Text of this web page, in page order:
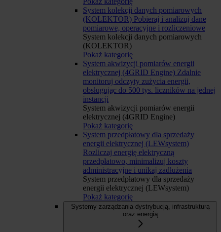
System kolekcji danych pomiarowych
(KOLEKTOR) Pobieraj i analizuj dane
pomiarowe, operacyjne i rozliczeniowe
System kolekcji danych pomiarowych
(KOLEKTOR)
Pokaż kategorię
System akwizycji pomiarów energii
elektrycznej (4GRID Engine) Zdalnie
monitoruj odczyty zużycia energii,
obsługując do 500 tys. liczników na jednej
instancji
System akwizycji pomiarów energii
elektrycznej (4GRID Engine)
Pokaż kategorię
System przedpłatowy dla sprzedaży
energii elektrycznej (LEWsystem)
Rozliczaj energię elektryczną
przedpłatowo, minimalizuj koszty
administracyjne i unikaj zadłużenia
System przedpłatowy dla sprzedaży
energii elektrycznej (LEWsystem)
Pokaż kategorię
Systemy zarządzania dystrybucją, infrastrukturą
oraz energią